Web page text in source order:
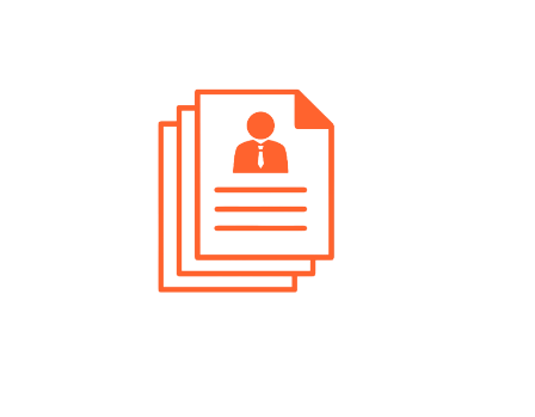
Personale Val Di Non
Personale Val Di Non
Personale Val Di Non Risorse